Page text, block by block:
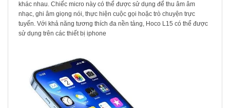
khác nhau. Chiếc micro này có thể được sử dụng để thu âm âm
nhạc, ghi âm giọng nói, thực hiện cuộc gọi hoặc trò chuyện trực
tuyến. Với khả năng tương thích đa nền tảng, Hoco L15 có thể được
sử dụng trên các thiết bị iphone